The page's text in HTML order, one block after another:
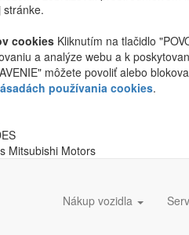
stránke.
cookies Kliknutím na tlačidlo
a analýze webu a k
môžete povoliť alebo
používania cookies.
Mitsubishi Motors
Nákup vozidla